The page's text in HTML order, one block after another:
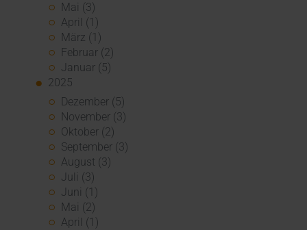
Mai (3)
April (1)
März (1)
Februar (2)
Januar (5)
2025
Dezember (5)
November (3)
Oktober (2)
September (3)
August (3)
Juli (3)
Juni (1)
Mai (2)
April (1)